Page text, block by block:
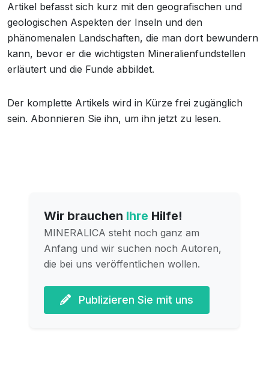
Artikel befasst sich kurz mit den geografischen und
geologischen Aspekten der Inseln und den
phänomenalen Landschaften, die man dort bewundern
kann, bevor er die wichtigsten Mineralienfundstellen
erläutert und die Funde abbildet.
Der komplette Artikels wird in Kürze frei zugänglich
sein. Abonnieren Sie ihn, um ihn jetzt zu lesen.
Wir brauchen Ihre Hilfe!
MINERALICA steht noch ganz am
Anfang und wir suchen noch Autoren,
die bei uns veröffentlichen wollen.
Publizieren Sie mit uns